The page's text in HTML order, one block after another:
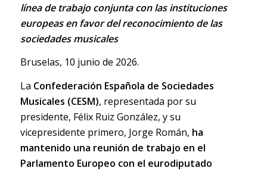
línea de trabajo conjunta con las instituciones
europeas en favor del reconocimiento de las
sociedades musicales
Bruselas, 10 junio de 2026.
La Confederación Española de Sociedades
Musicales (CESM), representada por su
presidente, Félix Ruiz González, y su
vicepresidente primero, Jorge Román, ha
mantenido una reunión de trabajo en el
Parlamento Europeo con el eurodiputado